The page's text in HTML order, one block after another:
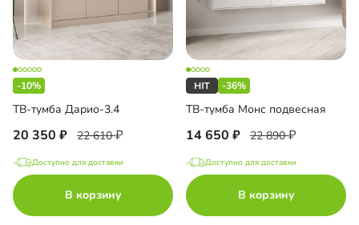
-10%
ТВ-тумба Дарио-3.4
20 350 22 610
Доступно для доставки
В корзину
-36%
ТВ-тумба Монс подвесная
14 650 22 890
Доступно для доставки
В корзину